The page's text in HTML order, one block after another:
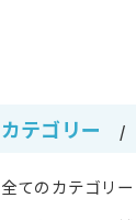
カテゴリー
全てのカテゴリー